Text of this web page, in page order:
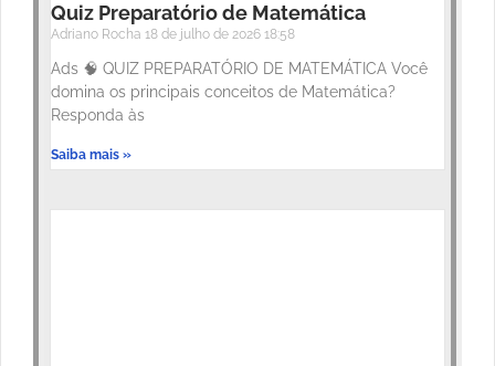
Quiz Preparatório de Matemática
Adriano Rocha 18 de julho de 2026 18:58
Ads 🧠 QUIZ PREPARATÓRIO DE MATEMÁTICA Você
domina os principais conceitos de Matemática?
Responda às
Saiba mais »